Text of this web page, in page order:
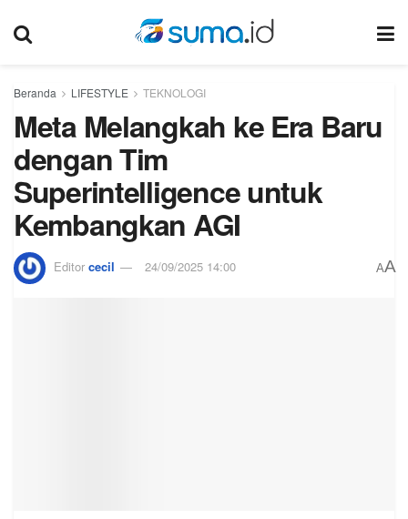
Beranda LIFESTYLE TEKNOLOGI
Meta Melangkah ke Era Baru
dengan Tim
Superintelligence untuk
Kembangkan AGI
Editor cecil 24/09/2025 14:00 AA